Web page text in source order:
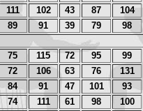
111 102 43 87 104
89 91 39 79 98
75 115 72 95 99
72 106 63 76 131
84 91 47 101 93
74 111 61 98 100